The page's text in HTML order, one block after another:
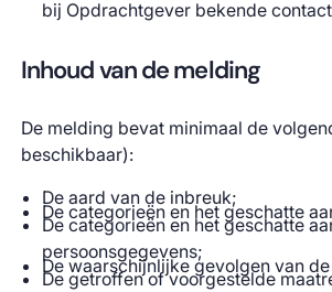
bij Opdrachtgever bekende
Inhoud van de melding
De melding bevat minimaal de
beschikbaar):
De aard van de inbreuk;
De categorieën en het geschatte
De categorieën en het geschatte
persoonsgegevens;
De waarschijnlijke gevolgen van
De getroffen of voorgestelde